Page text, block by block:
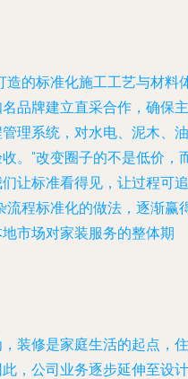
造的标准化施工工艺与材料
品牌建立直采合作，确保主
理系统，对水电、泥木、油
。"改变圈子的不是低价，
让标准看得见，让过程可追
流程标准化的做法，逐渐赢
市场对家装服务的整体期
装修是家庭生活的起点，住
，公司业务逐步延伸至设计